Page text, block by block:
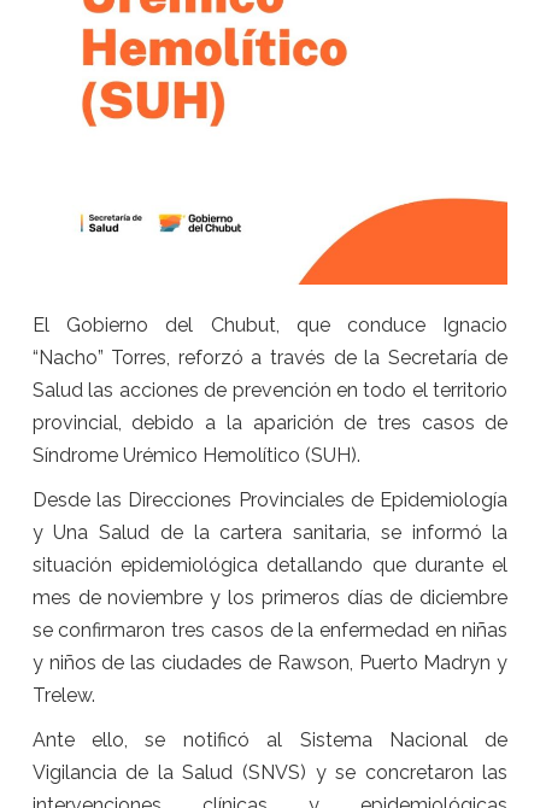
El Gobierno del Chubut, que conduce Ignacio
“Nacho” Torres, reforzó a través de la Secretaría de
Salud las acciones de prevención en todo el territorio
provincial, debido a la aparición de tres casos de
Síndrome Urémico Hemolítico (SUH).
Desde las Direcciones Provinciales de Epidemiología
y Una Salud de la cartera sanitaria, se informó la
situación epidemiológica detallando que durante el
mes de noviembre y los primeros días de diciembre
se confirmaron tres casos de la enfermedad en niñas
y niños de las ciudades de Rawson, Puerto Madryn y
Trelew.
Ante ello, se notificó al Sistema Nacional de
Vigilancia de la Salud (SNVS) y se concretaron las